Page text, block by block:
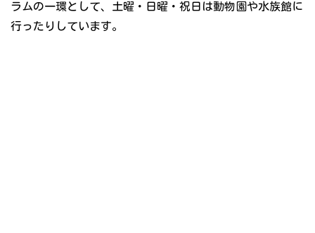
ラムの一環として、土曜・日曜・祝日は動物園や水族館に
行ったりしています。